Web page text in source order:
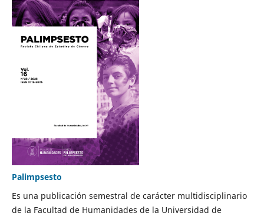
Palimpsesto
Es una publicación semestral de carácter multidisciplinario
de la Facultad de Humanidades de la Universidad de